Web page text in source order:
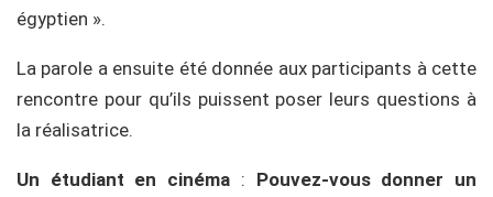
égyptien ».
La parole a ensuite été donnée aux participants à cette
rencontre pour qu’ils puissent poser leurs questions à
la réalisatrice.
Un étudiant en cinéma : Pouvez-vous donner un